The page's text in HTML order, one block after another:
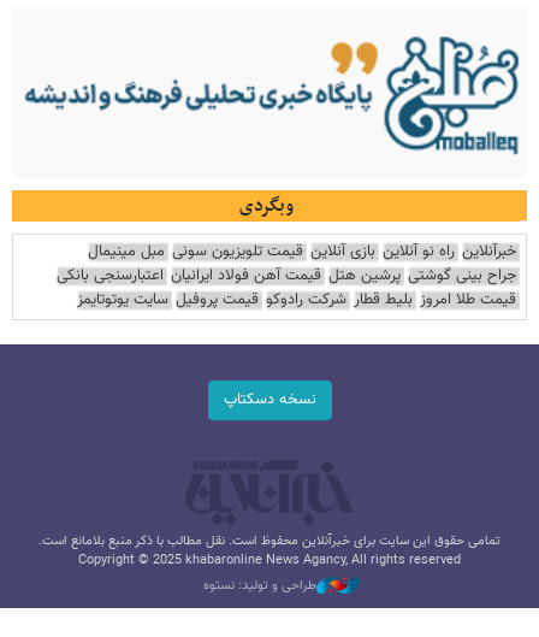
وبگردی
خبرآنلاین راه نو آنلاین بازی آنلاین قیمت تلویزیون سونی مبل مینیمال
جراح بینی گوشتی پرشین هتل قیمت آهن فولاد ایرانیان اعتبارسنجی بانکی
قیمت طلا امروز بلیط قطار شرکت رادوکو قیمت پروفیل سایت یوتوتایمز
نسخه دسکتاپ
تمامی حقوق این سایت برای خبرآنلاین محفوظ است. نقل مطالب با ذکر منبع بلامانع است.
Copyright © 2025 khabaronline News Agancy, All rights reserved
طراحی و تولید: نستوه